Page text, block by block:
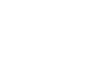
fickor för enkel
för ökad
med fluorkarbonfri
emot väta och smuts.